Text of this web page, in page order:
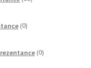
izdelkov
0izdelkov
0izdelkov